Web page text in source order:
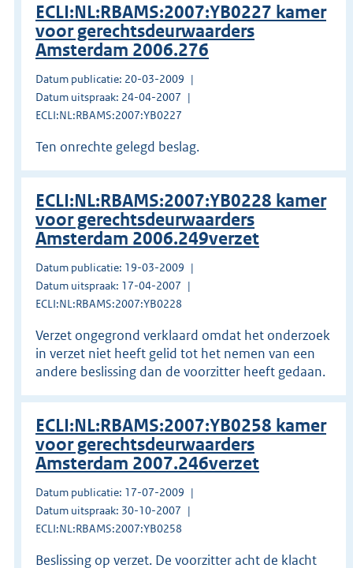
ECLI:NL:RBAMS:2007:YB0227 kamer
voor gerechtsdeurwaarders
Amsterdam 2006.276
Datum publicatie: 20-03-2009
Datum uitspraak: 24-04-2007
ECLI:NL:RBAMS:2007:YB0227
Ten onrechte gelegd beslag.
ECLI:NL:RBAMS:2007:YB0228 kamer
voor gerechtsdeurwaarders
Amsterdam 2006.249verzet
Datum publicatie: 19-03-2009
Datum uitspraak: 17-04-2007
ECLI:NL:RBAMS:2007:YB0228
Verzet ongegrond verklaard omdat het onderzoek
in verzet niet heeft gelid tot het nemen van een
andere beslissing dan de voorzitter heeft gedaan.
ECLI:NL:RBAMS:2007:YB0258 kamer
voor gerechtsdeurwaarders
Amsterdam 2007.246verzet
Datum publicatie: 17-07-2009
Datum uitspraak: 30-10-2007
ECLI:NL:RBAMS:2007:YB0258
Beslissing op verzet. De voorzitter acht de klacht